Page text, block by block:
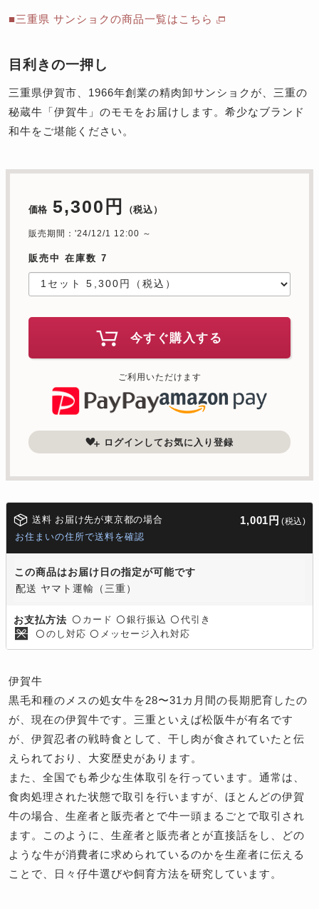
■三重県 サンショクの商品一覧はこちら
目利きの一押し
三重県伊賀市、1966年創業の精肉卸サンショクが、三重の
秘蔵牛「伊賀牛」のモモをお届けします。希少なブランド
和牛をご堪能ください。
価格 5,300円 （税込）
販売期間：'24/12/1 12:00 ～
販売中 在庫数 7
今すぐ購入する
ご利用いただけます
ログインしてお気に入り登録
送料 お届け先が東京都の場合 1,001円 (税込)
お住まいの住所で送料を確認
この商品はお届け日の指定が可能です
配送 ヤマト運輸（三重）
お支払方法 〇 カード 〇 銀行振込 〇 代引き
〇 のし対応 〇 メッセージ入れ対応
伊賀牛
黒毛和種のメスの処女牛を28〜31カ月間の長期肥育したの
が、現在の伊賀牛です。三重といえば松阪牛が有名です
が、伊賀忍者の戦時食として、干し肉が食されていたと伝
えられており、大変歴史があります。
また、全国でも希少な生体取引を行っています。通常は、
食肉処理された状態で取引を行いますが、ほとんどの伊賀
牛の場合、生産者と販売者とで牛一頭まるごとで取引され
ます。このように、生産者と販売者とが直接話をし、どの
ような牛が消費者に求められているのかを生産者に伝える
ことで、日々仔牛選びや飼育方法を研究しています。